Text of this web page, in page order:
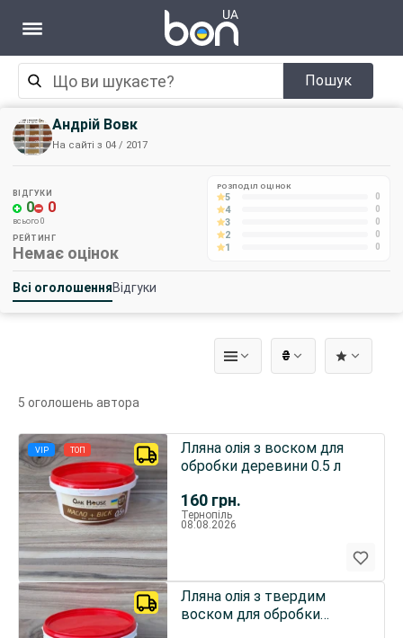
Пошук
Андрій Вовк
На сайті з 04 / 2017
РЕЙТИНГ
Немає оцінок
ВІДГУКИ
0 0
всього 0
РОЗПОДІЛ ОЦІНОК
5 0
4 0
3 0
2 0
1 0
Всі оголошенняВідгуки
₴
5 оголошень автора
VIP ТОП
160 грн.
Лляна олія з воском для
обробки деревини 0.5 л
Тернопіль
08.08.2026
Лляна олія з твердим
воском для обробки